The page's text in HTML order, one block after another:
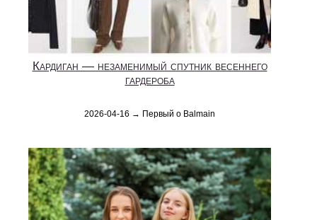
Кардиган — незаменимый спутник весеннего
гардероба
2026-04-16 → Первый о Balmain